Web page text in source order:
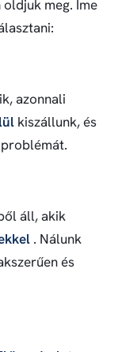
meg. Íme
azonnali
kiszállunk, és
áll, akik
. Nálunk
és